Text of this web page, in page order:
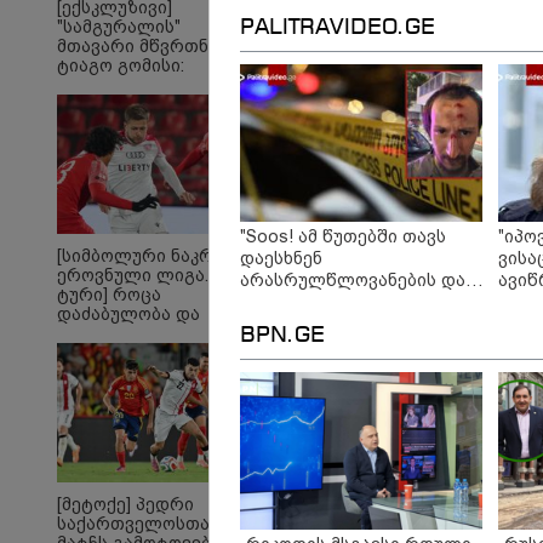
რომ
არც
„რიკოთის მსგავსი
რთული საინჟინრო
[ექსკლუზივი]
"სამგურალის"
მთავარი მწვრთნელი
ტიაგო გომისი:
ტალანტების
ქვეყანაა"!
[სიმბოლური ნაკრები.
ეროვნული ლიგა. XXX
ტური] როცა
დაძაბულობა და
არიან...
[მეტოქე] პედრი
საქართველოსთან
PALITRAVIDEO.GE
"Soos! ამ წუთებში თავს
დაესხნენ
არასრულწლოვანების და
არასრულწლოვანების
ჯგუფი" - რა ინფორმაციას
BPN.GE